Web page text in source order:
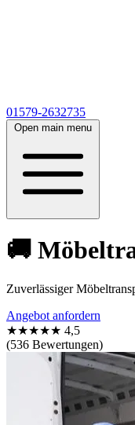
01579-2632735
Open main menu
🚚
Zuverlässiger
Angebot anfordern
★★★★★ 4,5
(536 Bewertungen)